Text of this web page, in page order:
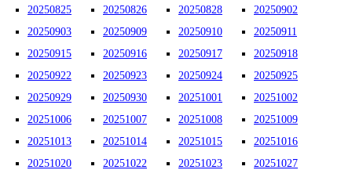
20250825
20250826 20250828
20250902
20250903
20250909 20250910
20250911
20250915
20250916 20250917
20250918
20250922
20250923 20250924
20250925
20250929
20250930 20251001
20251002
20251006
20251007 20251008
20251009
20251013
20251014 20251015
20251016
20251020
20251022 20251023
20251027